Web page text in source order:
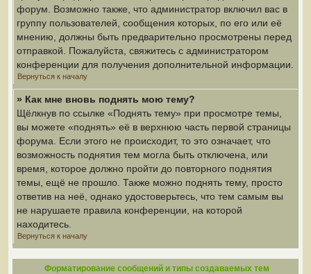
форум. Возможно также, что администратор включил вас в
группу пользователей, сообщения которых, по его или её
мнению, должны быть предварительно просмотрены перед
отправкой. Пожалуйста, свяжитесь с администратором
конференции для получения дополнительной информации.
Вернуться к началу
» Как мне вновь поднять мою тему?
Щёлкнув по ссылке «Поднять тему» при просмотре темы,
вы можете «поднять» её в верхнюю часть первой страницы
форума. Если этого не происходит, то это означает, что
возможность поднятия тем могла быть отключена, или
время, которое должно пройти до повторного поднятия
темы, ещё не прошло. Также можно поднять тему, просто
ответив на неё, однако удостоверьтесь, что тем самым вы
не нарушаете правила конференции, на которой
находитесь.
Вернуться к началу
Форматирование сообщений и типы создаваемых тем